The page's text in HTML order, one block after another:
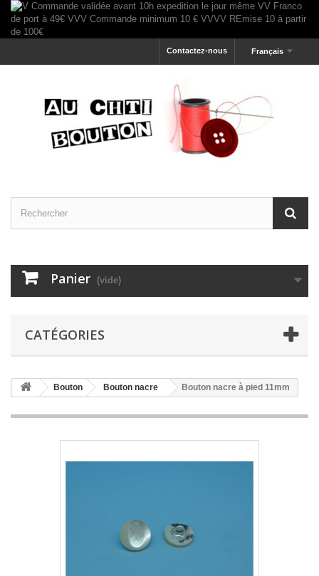
Français
Contactez-nous
Panier (vide)
CATÉGORIES
Bouton Bouton nacre Bouton nacre à pied 11mm